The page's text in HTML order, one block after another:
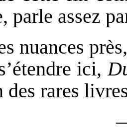
parle assez
nuances
ici,
des rares